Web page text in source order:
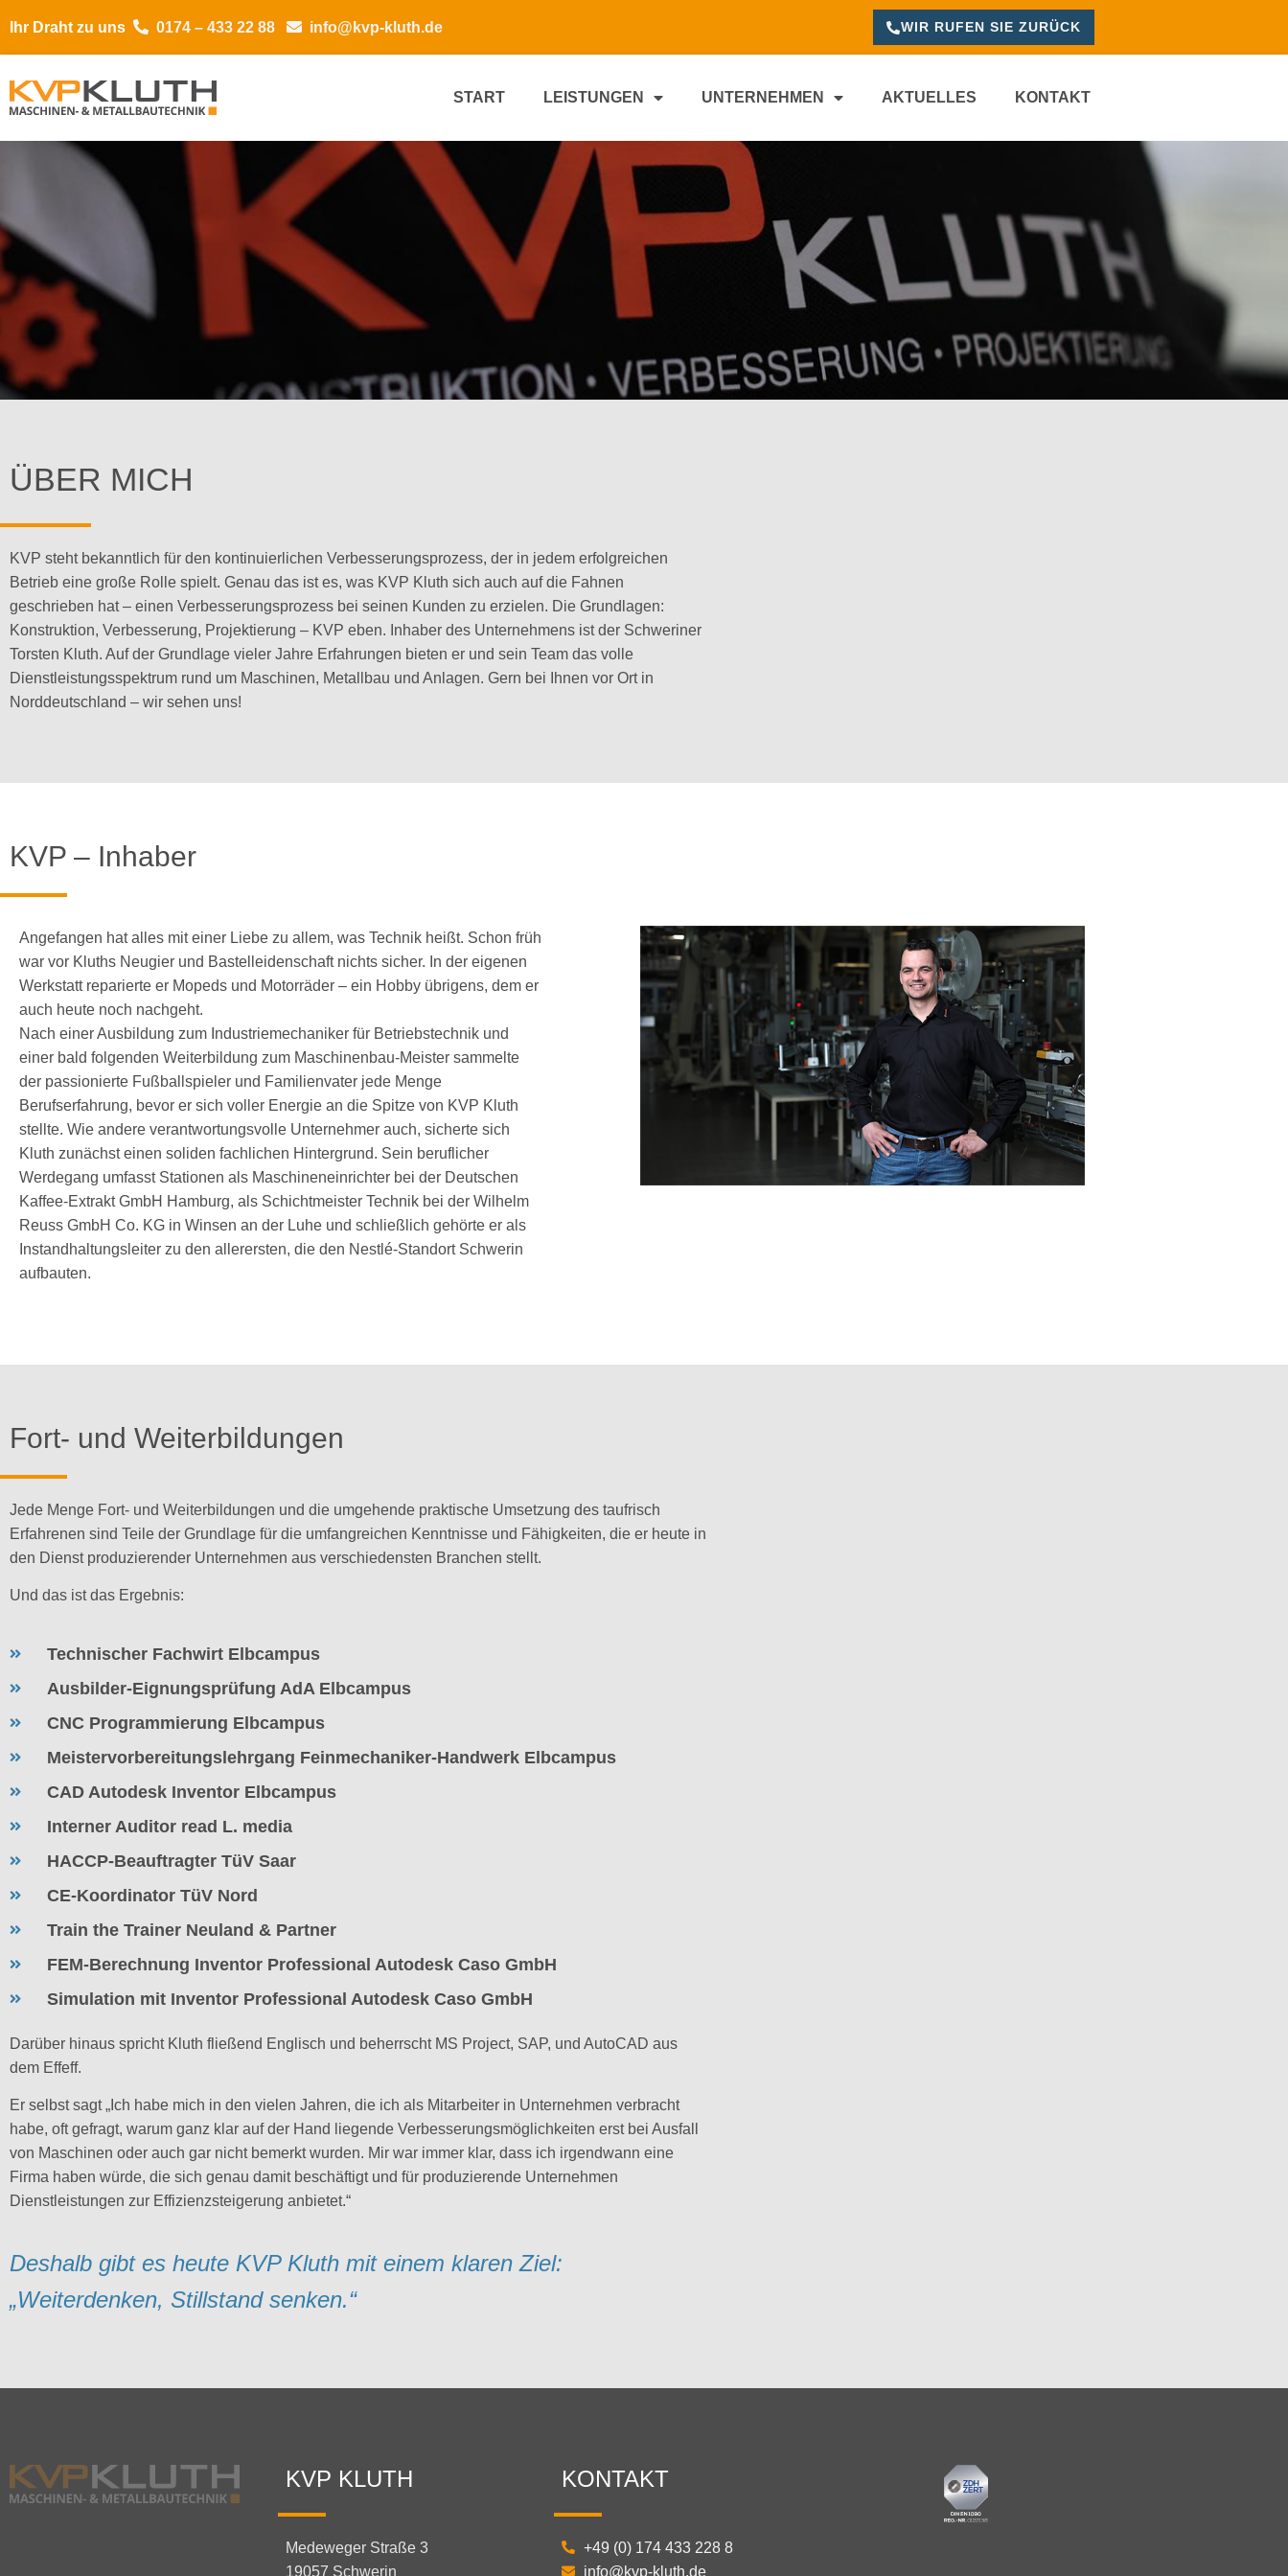
Ihr Draht zu uns 0174 – 433 22 88 info@kvp-kluth.de WIR RUFEN SIE ZURÜCK
START LEISTUNGEN UNTERNEHMEN AKTUELLES KONTAKT
ÜBER MICH
KVP steht bekanntlich für den kontinuierlichen Verbesserungsprozess, der in jedem erfolgreichen
Betrieb eine große Rolle spielt. Genau das ist es, was KVP Kluth sich auch auf die Fahnen
geschrieben hat – einen Verbesserungsprozess bei seinen Kunden zu erzielen. Die Grundlagen:
Konstruktion, Verbesserung, Projektierung – KVP eben. Inhaber des Unternehmens ist der Schweriner
Torsten Kluth. Auf der Grundlage vieler Jahre Erfahrungen bieten er und sein Team das volle
Dienstleistungsspektrum rund um Maschinen, Metallbau und Anlagen. Gern bei Ihnen vor Ort in
Norddeutschland – wir sehen uns!
KVP – Inhaber
Angefangen hat alles mit einer Liebe zu allem, was Technik heißt. Schon früh
war vor Kluths Neugier und Bastelleidenschaft nichts sicher. In der eigenen
Werkstatt reparierte er Mopeds und Motorräder – ein Hobby übrigens, dem er
auch heute noch nachgeht.
Nach einer Ausbildung zum Industriemechaniker für Betriebstechnik und
einer bald folgenden Weiterbildung zum Maschinenbau-Meister sammelte
der passionierte Fußballspieler und Familienvater jede Menge
Berufserfahrung, bevor er sich voller Energie an die Spitze von KVP Kluth
stellte. Wie andere verantwortungsvolle Unternehmer auch, sicherte sich
Kluth zunächst einen soliden fachlichen Hintergrund. Sein beruflicher
Werdegang umfasst Stationen als Maschineneinrichter bei der Deutschen
Kaffee-Extrakt GmbH Hamburg, als Schichtmeister Technik bei der Wilhelm
Reuss GmbH Co. KG in Winsen an der Luhe und schließlich gehörte er als
Instandhaltungsleiter zu den allerersten, die den Nestlé-Standort Schwerin
aufbauten.
Fort- und Weiterbildungen
Jede Menge Fort- und Weiterbildungen und die umgehende praktische Umsetzung des taufrisch
Erfahrenen sind Teile der Grundlage für die umfangreichen Kenntnisse und Fähigkeiten, die er heute in
den Dienst produzierender Unternehmen aus verschiedensten Branchen stellt.
Und das ist das Ergebnis:
Technischer Fachwirt Elbcampus
Ausbilder-Eignungsprüfung AdA Elbcampus
CNC Programmierung Elbcampus
Meistervorbereitungslehrgang Feinmechaniker-Handwerk Elbcampus
CAD Autodesk Inventor Elbcampus
Interner Auditor read L. media
HACCP-Beauftragter TüV Saar
CE-Koordinator TüV Nord
Train the Trainer Neuland & Partner
FEM-Berechnung Inventor Professional Autodesk Caso GmbH
Simulation mit Inventor Professional Autodesk Caso GmbH
Darüber hinaus spricht Kluth fließend Englisch und beherrscht MS Project, SAP, und AutoCAD aus
dem Effeff.
Er selbst sagt „Ich habe mich in den vielen Jahren, die ich als Mitarbeiter in Unternehmen verbracht
habe, oft gefragt, warum ganz klar auf der Hand liegende Verbesserungsmöglichkeiten erst bei Ausfall
von Maschinen oder auch gar nicht bemerkt wurden. Mir war immer klar, dass ich irgendwann eine
Firma haben würde, die sich genau damit beschäftigt und für produzierende Unternehmen
Dienstleistungen zur Effizienzsteigerung anbietet.“
Deshalb gibt es heute KVP Kluth mit einem klaren Ziel:
„Weiterdenken, Stillstand senken.“
KVP KLUTH
Medeweger Straße 3
19057 Schwerin
KONTAKT
+49 (0) 174 433 228 8
info@kvp-kluth.de